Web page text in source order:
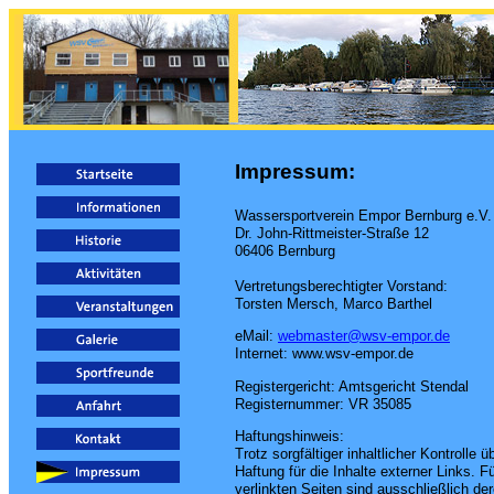
Impressum:
Wassersportverein Empor Bernburg e.V.
Dr. John-Rittmeister-Straße 12
06406 Bernburg
Vertretungsberechtigter Vorstand:
Torsten Mersch, Marco Barthel
eMail: webmaster@wsv-empor.de
Internet: www.wsv-empor.de
Registergericht: Amtsgericht Stendal
Registernummer: VR 35085
Haftungshinweis:
Trotz sorgfältiger inhaltlicher Kontrolle
Haftung für die Inhalte externer Links.
verlinkten Seiten sind ausschließlich